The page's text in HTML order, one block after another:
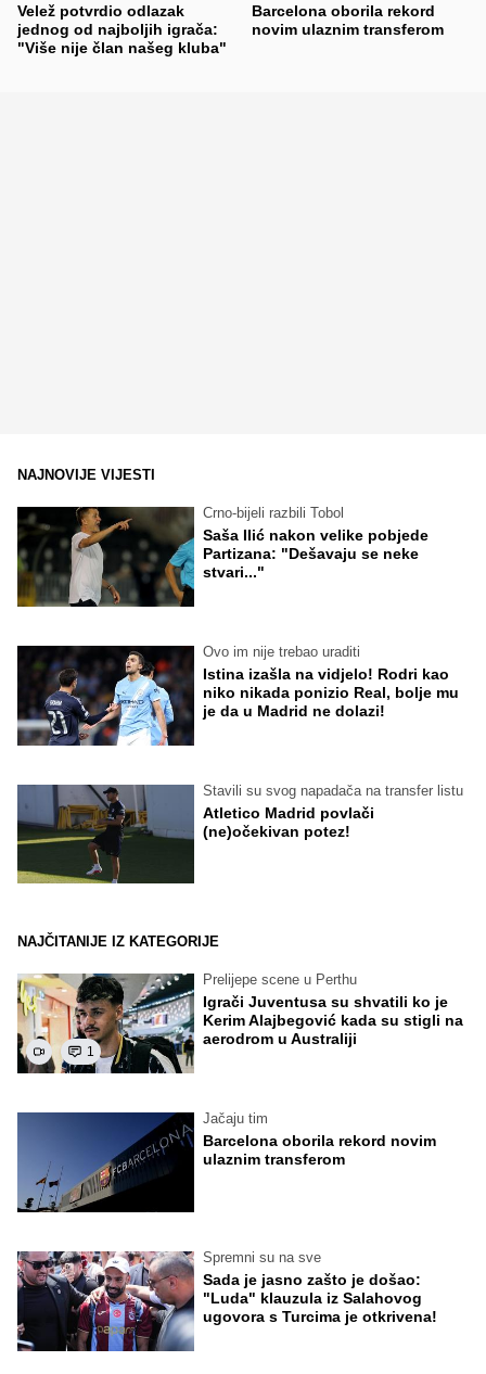
Velež potvrdio odlazak
jednog od najboljih igrača:
"Više nije član našeg kluba"
Barcelona oborila rekord
novim ulaznim transferom
NAJNOVIJE VIJESTI
Crno-bijeli razbili Tobol
Saša Ilić nakon velike pobjede
Partizana: "Dešavaju se neke
stvari..."
Ovo im nije trebao uraditi
Istina izašla na vidjelo! Rodri kao
niko nikada ponizio Real, bolje mu
je da u Madrid ne dolazi!
Stavili su svog napadača na transfer listu
Atletico Madrid povlači
(ne)očekivan potez!
NAJČITANIJE IZ KATEGORIJE
1
Prelijepe scene u Perthu
Igrači Juventusa su shvatili ko je
Kerim Alajbegović kada su stigli na
aerodrom u Australiji
Jačaju tim
Barcelona oborila rekord novim
ulaznim transferom
Spremni su na sve
Sada je jasno zašto je došao:
"Luda" klauzula iz Salahovog
ugovora s Turcima je otkrivena!